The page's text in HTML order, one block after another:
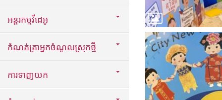
អន្តរកម្មវីដេអូ
កំណត់ត្រាអ្នកចំណូលស្រុកថ្មី
ការទាញយក